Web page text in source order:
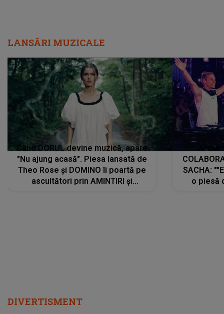
LANSĂRI MUZICALE
Când DORUL devine muzică, apare
"Nu ajung acasă". Piesa lansată de
Theo Rose și DOMINO îi poartă pe
ascultători prin AMINTIRI și
SACHA:
o piesă
DIVERTISMENT